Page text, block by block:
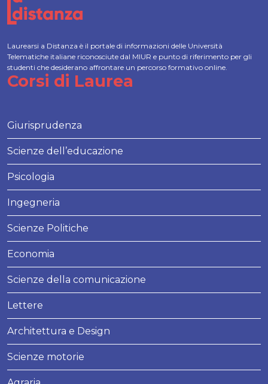
Laurearsi a Distanza è il portale di informazioni delle Università
Telematiche italiane riconosciute dal MIUR e punto di riferimento per gli
studenti che desiderano affrontare un percorso formativo online.
Corsi di Laurea
Giurisprudenza
Scienze dell’educazione
Psicologia
Ingegneria
Scienze Politiche
Economia
Scienze della comunicazione
Lettere
Architettura e Design
Scienze motorie